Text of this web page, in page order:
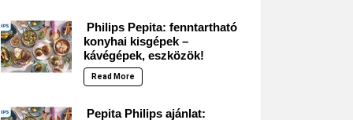
Philips Pepita: fenntartható
konyhai kisgépek –
kávégépek, eszközök!
Read More
Pepita Philips ajánlat: